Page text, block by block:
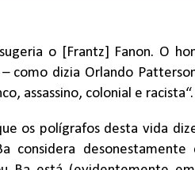
o [Frantz] Fanon. O
como dizia Orlando
assassino, colonial e racista“.
os polígrafos desta vida
considera